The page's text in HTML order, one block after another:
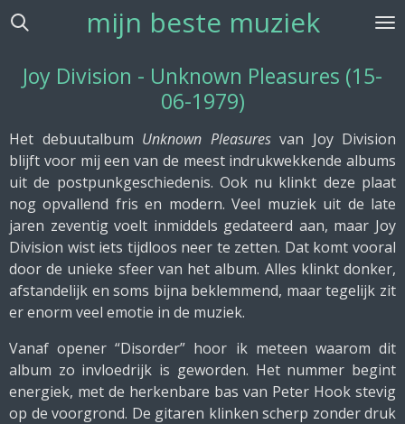
Ga
de
mijn beste muziek
Joy Division - Unknown Pleasures (15-
06-1979)
Het debuutalbum Unknown Pleasuresvan Joy Division
blijft voor mij een van de meest indrukwekkende albums
uit de postpunkgeschiedenis. Ook nu klinkt deze plaat
nog opvallend fris en modern. Veel muziek uit de late
jaren zeventig voelt inmiddels gedateerd aan, maar Joy
Division wist iets tijdloos neer te zetten. Dat komt vooral
door de unieke sfeer van het album. Alles klinkt donker,
afstandelijk en soms bijna beklemmend, maar tegelijk zit
er enorm veel emotie in de muziek.
Vanaf opener “Disorder” hoor ik meteen waarom dit
album zo invloedrijk is geworden. Het nummer begint
energiek, met de herkenbare bas van Peter Hook stevig
op de voorgrond. De gitaren klinken scherp zonder druk